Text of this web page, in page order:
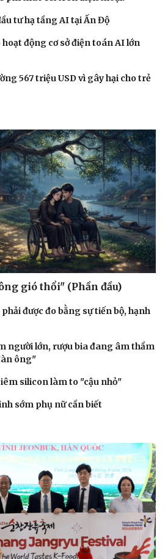
Ô tô
Xe máy
Tư vấn
tư hạ tầng AI tại Ấn Độ
động cơ sở điện toán AI lớn
567 triệu USD vì gây hại cho trẻ
gió thổi" (Phần đầu)
được đo bằng sự tiến bộ, hạnh
người lớn, rượu bia đang âm thầm
ông"
silicon làm to "cậu nhỏ"
sớm phụ nữ cần biết